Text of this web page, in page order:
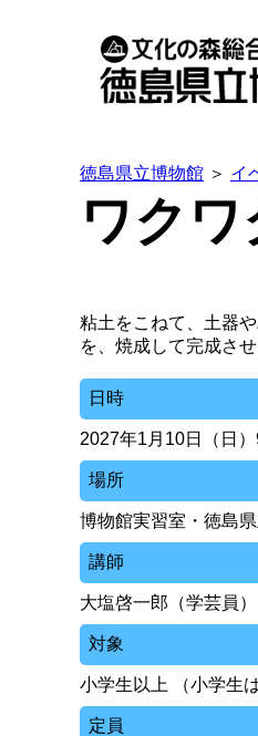
徳島県立博物館 ＞ イ
ワク
粘土をこねて、土器
を、焼成して完成させ
日時
2027年1月10日（日
場所
博物館実習室・徳島
講師
大塩啓一郎（学芸員）
対象
小学生以上 （小学生
定員